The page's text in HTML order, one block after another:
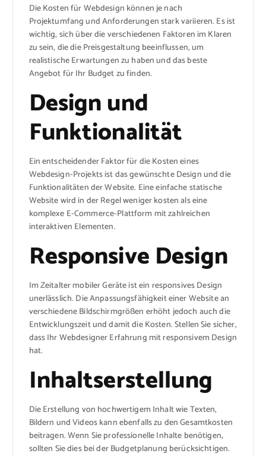
Die Kosten für Webdesign können je nach
Projektumfang und Anforderungen stark variieren. Es ist
wichtig, sich über die verschiedenen Faktoren im Klaren
zu sein, die die Preisgestaltung beeinflussen, um
realistische Erwartungen zu haben und das beste
Angebot für Ihr Budget zu finden.
Design und
Funktionalität
Ein entscheidender Faktor für die Kosten eines
Webdesign-Projekts ist das gewünschte Design und die
Funktionalitäten der Website. Eine einfache statische
Website wird in der Regel weniger kosten als eine
komplexe E-Commerce-Plattform mit zahlreichen
interaktiven Elementen.
Responsive Design
Im Zeitalter mobiler Geräte ist ein responsives Design
unerlässlich. Die Anpassungsfähigkeit einer Website an
verschiedene Bildschirmgrößen erhöht jedoch auch die
Entwicklungszeit und damit die Kosten. Stellen Sie sicher,
dass Ihr Webdesigner Erfahrung mit responsivem Design
hat.
Inhaltserstellung
Die Erstellung von hochwertigem Inhalt wie Texten,
Bildern und Videos kann ebenfalls zu den Gesamtkosten
beitragen. Wenn Sie professionelle Inhalte benötigen,
sollten Sie dies bei der Budgetplanung berücksichtigen.